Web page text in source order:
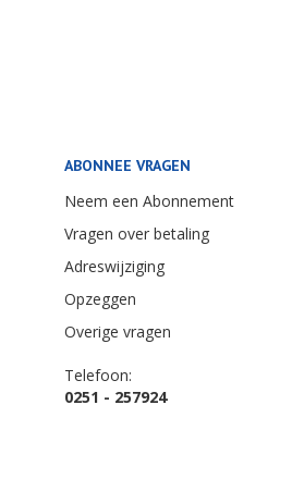
ABONNEE VRAGEN
Neem een Abonnement
Vragen over betaling
Adreswijziging
Opzeggen
Overige vragen
Telefoon:
0251 - 257924